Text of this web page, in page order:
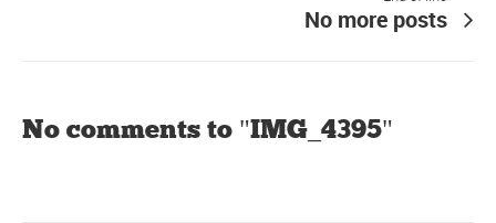
No more posts
No comments to "IMG_4395"